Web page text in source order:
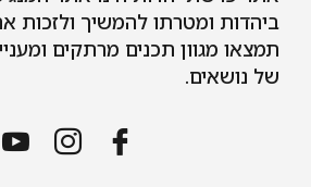
ומטרתו להמשיך ולזכות את הרבים.
תכנים מרתקים ומעניינים